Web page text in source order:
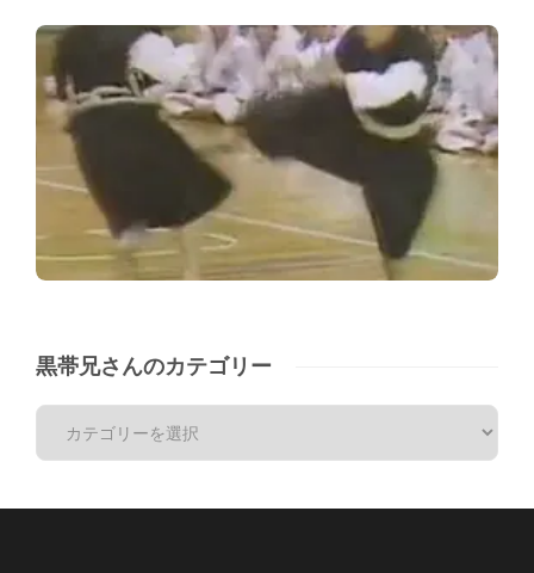
黒帯兄さんのカテゴリー